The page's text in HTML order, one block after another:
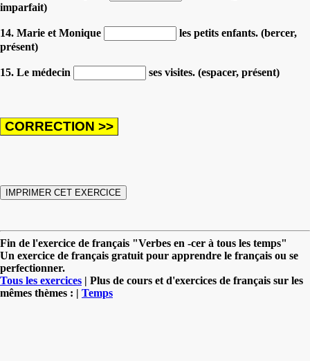
imparfait)
14. Marie et Monique
les petits enfants. (bercer,
présent)
15. Le médecin ses visites. (espacer, présent)
Fin de l'exercice de français "Verbes en -cer à tous les temps"
Un exercice de français gratuit pour apprendre le français ou se
perfectionner.
Tous les exercices | Plus de cours et d'exercices de français sur les
mêmes thèmes : | Temps